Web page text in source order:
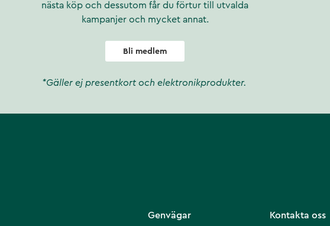
nästa köp och dessutom får du förtur till utvalda
kampanjer och mycket annat.
Bli medlem
*Gäller ej presentkort och elektronikprodukter.
Kontakta oss
Genvägar